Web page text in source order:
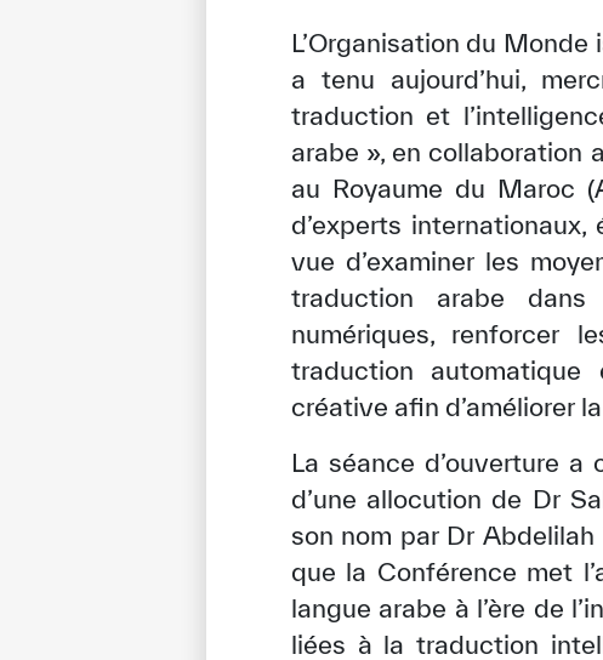
L’Organisation du
a tenu aujourd’hui,
traduction et
arabe », en collaboration
au Royaume du Maroc
d’experts
vue d’examiner les
traduction arabe dans
numériques, renforcer
traduction
créative afin d’améliorer
La séance d’ouverture
d’une allocution de Dr
son nom par Dr
que la Conférence met
langue arabe à l’ère de
liées à la traduction